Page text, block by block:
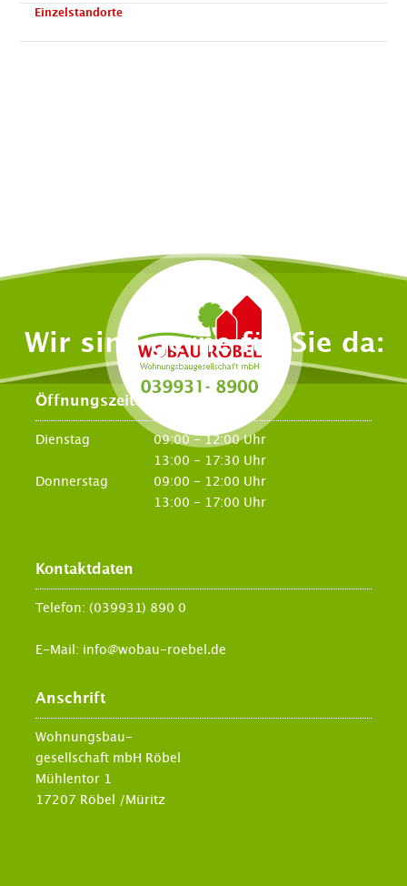
Einzelstandorte
Wir sind gerne für Sie da:
Öffnungszeiten
Dienstag
09:00 - 12:00 Uhr
13:00 - 17:30 Uhr
Donnerstag
09:00 - 12:00 Uhr
13:00 - 17:00 Uhr
Kontaktdaten
Telefon: (039931) 890 0
E-Mail: info@wobau-roebel.de
Anschrift
Wohnungsbau-
gesellschaft mbH Röbel
Mühlentor 1
17207 Röbel /Müritz